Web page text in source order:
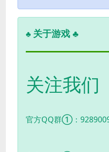
♣ 关于游戏 ♣
关注我们
官方QQ群①：